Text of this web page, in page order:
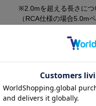
※2.0mを超える長さにつ
（RCA仕様の場合5.0m
送料・手数料につい
超高純度6NCu、高純度
構造
4種素材によるハイブリ